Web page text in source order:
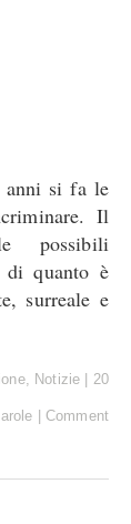
anni si fa le
Il
possibili
di quanto è
surreale e
, Notizie 20
Comment